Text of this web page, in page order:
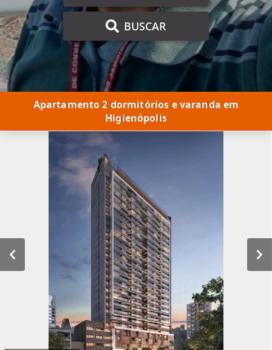
BUSCAR
Apartamento 2 dormitórios e varanda em
Higienópolis